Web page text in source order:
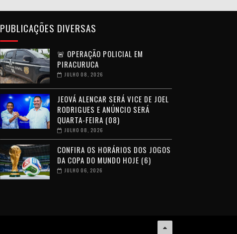
PUBLICAÇÕES DIVERSAS
🚨 OPERAÇÃO POLICIAL EM
PIRACURUCA
JULHO 08, 2026
JEOVÁ ALENCAR SERÁ VICE DE JOEL
RODRIGUES E ANÚNCIO SERÁ
QUARTA-FEIRA (08)
JULHO 08, 2026
CONFIRA OS HORÁRIOS DOS JOGOS
DA COPA DO MUNDO HOJE (6)
JULHO 06, 2026